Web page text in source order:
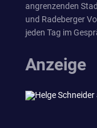
angrenzenden
und Radeberger
jeden Tag im
Anzeige